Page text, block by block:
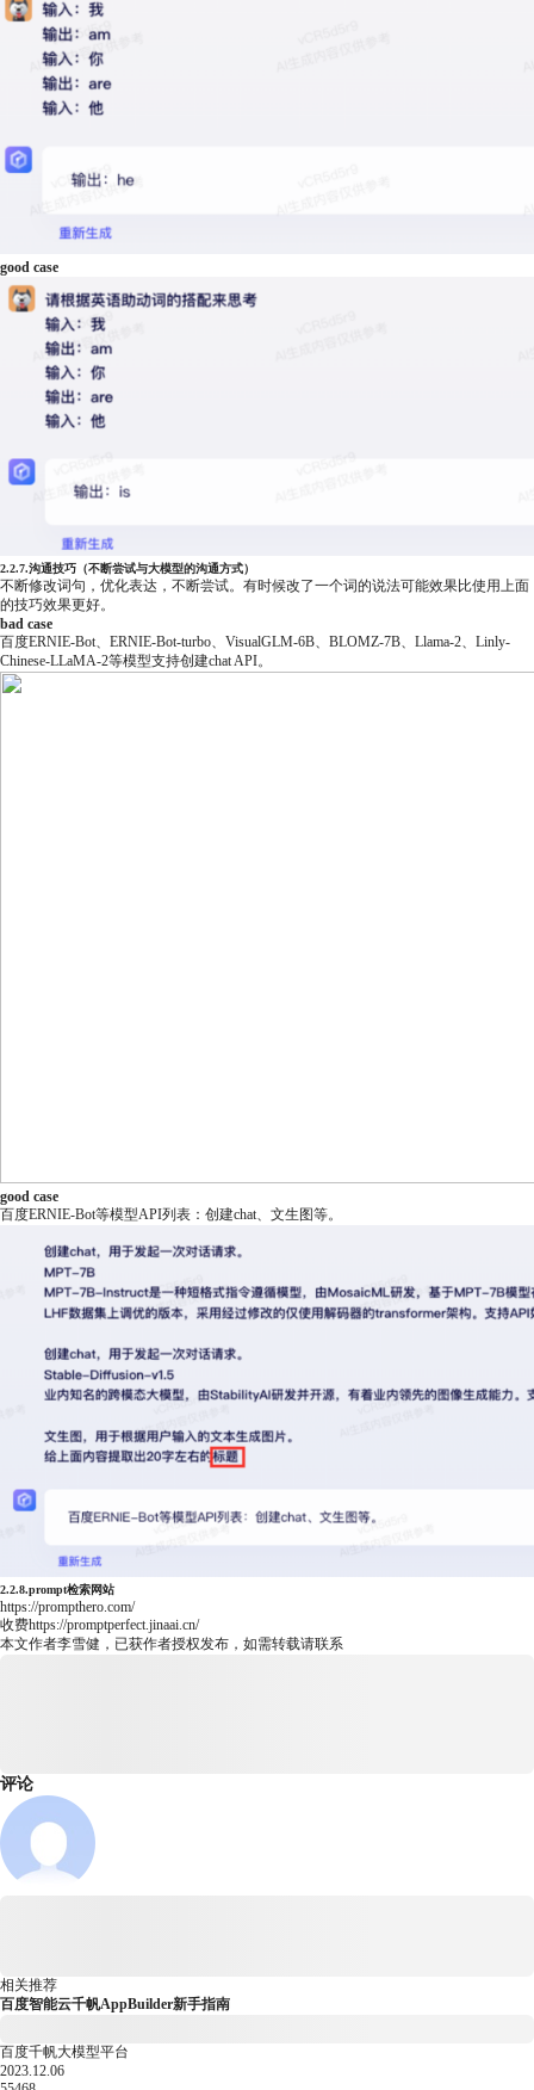
good case
2.2.7.沟通技巧（不断尝试与大模型的沟通方式）
不断修改词句，优化表达，不断尝试。有时候改了一个词的说法可能效果比使用上面
的技巧效果更好。
bad case
百度ERNIE-Bot、ERNIE-Bot-turbo、VisualGLM-6B、BLOMZ-7B、Llama-2、Linly-
Chinese-LLaMA-2等模型支持创建chat API。
good case
百度ERNIE-Bot等模型API列表：创建chat、文生图等。
2.2.8.prompt检索网站
https://prompthero.com/
收费https://promptperfect.jinaai.cn/
本文作者李雪健，已获作者授权发布，如需转载请联系
评论
相关推荐
百度智能云千帆AppBuilder新手指南
百度千帆大模型平台
2023.12.06